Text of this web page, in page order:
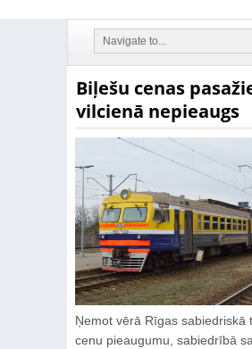
Biļešu cenas
vilcienā nepieaugs
Ņemot vērā Rīgas sabiedriskā
cenu pieaugumu, sabiedrībā